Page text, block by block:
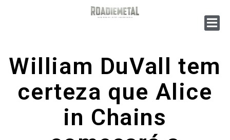
William DuVall tem
certeza que Alice
in Chains